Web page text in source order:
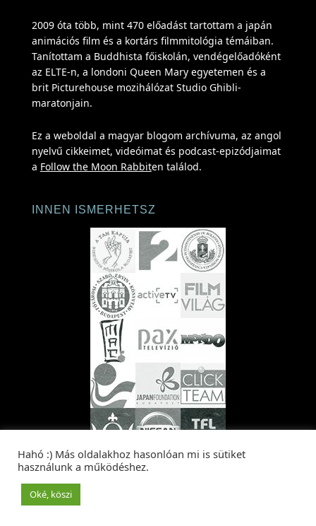
2009 óta több, mint 470 előadást tartottam a japán
animációs film és a kortárs filmmitológia témáiban.
Tanítottam a Buddhista főiskolán, vendégelőadóként
az ELTE-n, a londoni Queen Mary egyetemen és a
brit Picturehouse mozihálózat Studio Ghibli-
maratonjain.
Ez a weboldal a magyar blogom archívuma, az angol
nyelvű cikkeimet, videóimat és podcast-epizódjaimat
a Follow the Moon Rabbiten találod.
INNEN ISMERHETSZ
Hahó :) Más oldalakhoz hasonlóan mi is sütiket
használunk a működéshez.
Oké, köszi